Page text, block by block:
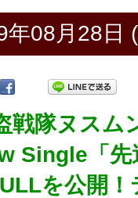
年08月28日
戦隊ヌス
Single「
を公開